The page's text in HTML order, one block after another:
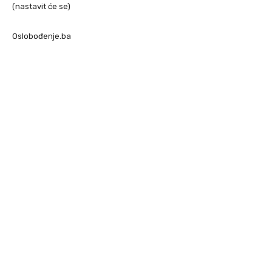
(nastavit će se)
Oslobođenje.ba